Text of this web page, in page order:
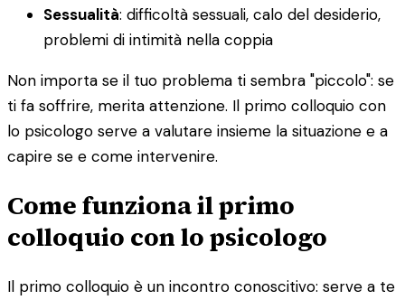
Sessualità: difficoltà sessuali, calo del desiderio,
problemi di intimità nella coppia
Non importa se il tuo problema ti sembra "piccolo": se
ti fa soffrire, merita attenzione. Il primo colloquio con
lo psicologo serve a valutare insieme la situazione e a
capire se e come intervenire.
Come funziona il primo
colloquio con lo psicologo
Il primo colloquio è un incontro conoscitivo: serve a te